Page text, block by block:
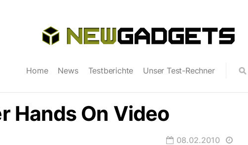
Home News Testberichte Unser Test-Rechner
Hands On Video
08.02.2010